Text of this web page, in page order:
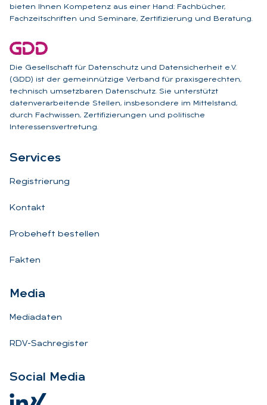
bieten Ihnen Kompetenz aus einer Hand: Fachbücher,
Fachzeitschriften und Seminare, Zertifizierung und Beratung.
Die Gesellschaft für Datenschutz und Datensicherheit e.V.
(GDD) ist der gemeinnützige Verband für praxisgerechten,
technisch umsetzbaren Datenschutz. Sie unterstützt
datenverarbeitende Stellen, insbesondere im Mittelstand,
durch Fachwissen, Zertifizierungen und politische
Interessensvertretung.
Ser­vices
Registrierung
Kontakt
Probeheft bestellen
Fakten
Me­dia
Mediadaten
RDV-Sachregister
So­ci­al Me­dia